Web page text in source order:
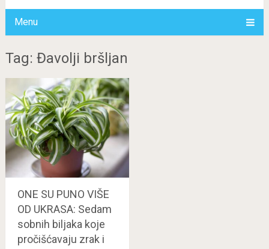
Menu
Tag: Đavolji bršljan
ONE SU PUNO VIŠE
OD UKRASA: Sedam
sobnih biljaka koje
pročišćavaju zrak i